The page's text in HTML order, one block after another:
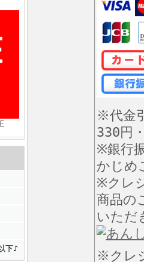
下♪
※代金
330円
※銀行
かじめ
※クレ
商品の
いただ
※クレ